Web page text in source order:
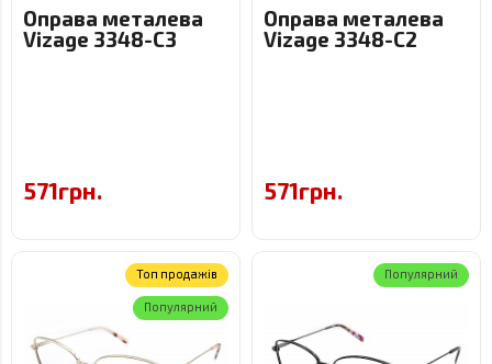
Оправа металева
Vizage 3348-C3
571грн.
Оправа металева
Vizage 3348-C2
571грн.
Toп продажів
Популярний
Популярний